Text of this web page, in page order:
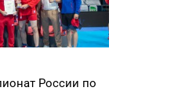
России по